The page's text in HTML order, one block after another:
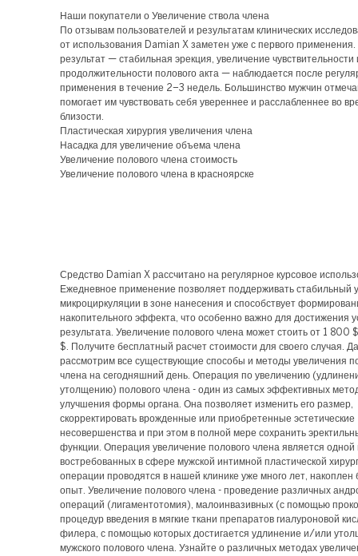
Наши покупатели о Увеличение ствола члена
По отзывам пользователей и результатам клинических
от использования Damian X заметен уже с первого
результат — стабильная эрекция, увеличение чувствительности
продолжительности полового акта — наблюдается после
применения в течение 2–3 недель. Большинство мужчин
помогает им чувствовать себя увереннее и расслабленнее во
близости.
Пластическая хирургия увеличения члена
Насадка для увеличение объема члена
Увеличение полового члена стоимость
Увеличение полового члена в красноярске
Средство Damian X рассчитано на регулярное курсовое
Ежедневное применение позволяет поддерживать стабильный
микроциркуляции в зоне нанесения и способствует
накопительного эффекта, что особенно важно для достижения
результата. Увеличение полового члена может стоить от 1
$. Получите бесплатный расчет стоимости для своего случая.
рассмотрим все существующие способы и методы увеличения
члена на сегодняшний день. Операция по увеличению
утолщению) полового члена - один из самых эффективных
улучшения формы органа. Она позволяет изменить его размер,
скорректировать врожденные или приобретенные эстетические
несовершенства и при этом в полной мере сохранить
функции. Операция увеличение полового члена является одной
востребованных в сфере мужской интимной пластической
операции проводятся в нашей клинике уже много лет, накоплен
опыт. Увеличение полового члена - проведение различных
операций (лигаментотомия), малоинвазивных (с помощью
процедур введения в мягкие ткани препаратов гиалуроновой
филера, с помощью которых достигается удлинение и/или
мужского полового члена. Узнайте о различных методах